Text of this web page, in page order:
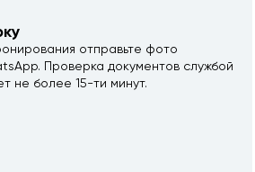
отправьте фото
Проверка документов службой
не более 15-ти минут.